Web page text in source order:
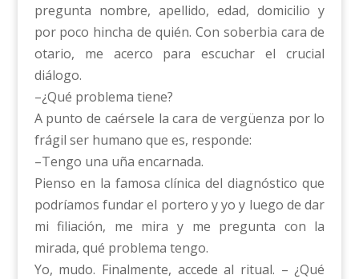
pregunta nombre, apellido, edad, domicilio y
por poco hincha de quién. Con soberbia cara de
otario, me acerco para escuchar el crucial
diálogo.
–¿Qué problema tiene?
A punto de caérsele la cara de vergüenza por lo
frágil ser humano que es, responde:
–Tengo una uña encarnada.
Pienso en la famosa clínica del diagnóstico que
podríamos fundar el portero y yo y luego de dar
mi filiación, me mira y me pregunta con la
mirada, qué problema tengo.
Yo, mudo. Finalmente, accede al ritual. – ¿Qué